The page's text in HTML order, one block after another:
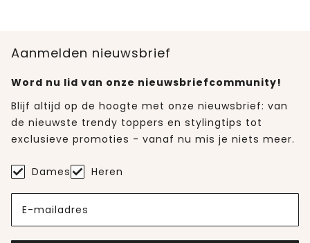
Aanmelden nieuwsbrief
Word nu lid van onze nieuwsbriefcommunity!
Blijf altijd op de hoogte met onze nieuwsbrief: van
de nieuwste trendy toppers en stylingtips tot
exclusieve promoties - vanaf nu mis je niets meer.
Dames Heren
E-mailadres